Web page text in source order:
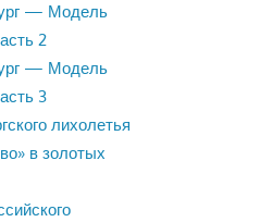
— Модель
2
— Модель
3
лихолетья
в золотых